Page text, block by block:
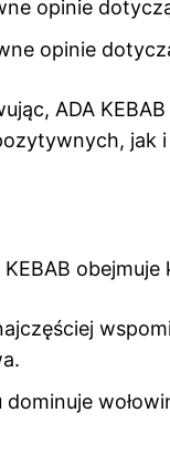
opinie
opinie
ADA
jak
KEBAB
dominuje